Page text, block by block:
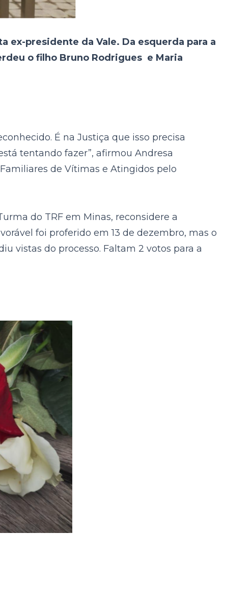
ex-presidente da Vale. Da esquerda para a
o filho Bruno Rodrigues e Maria
É na Justiça que isso precisa
tentando fazer”, afirmou Andresa
de Vítimas e Atingidos pelo
do TRF em Minas, reconsidere a
foi proferido em 13 de dezembro, mas o
vistas do processo. Faltam 2 votos para a